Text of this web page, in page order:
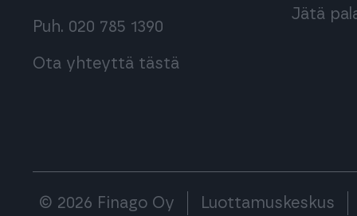
Puh. 020 785 1390
Ota yhteyttä tästä
Jätä
© 2026 Finago Oy Luottamuskeskus